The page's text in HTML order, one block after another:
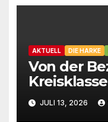
Stolzenau!
AKTUELL DIE HARKE
Von der
präsentiert
JULI 13, 2026